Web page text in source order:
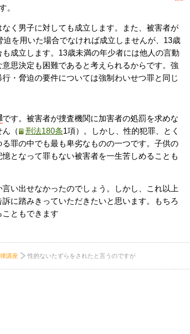
。
く男子に対しても成立します。また、被害者が
を用いた場合でなければ成立しませんが、13歳
成立します。13歳未満の年少者には他人の言動
思決定も困難であると考えられるからです。強
・脅迫の要件については強制わいせつ罪と同じ
です。被害者が捜査機関に加害者の処罰を求めな
ん（
刑法180条1項）。しかし、性的犯罪、とく
罪の中でも最も卑劣なものの一つです。子供の
となって罪もない被害者を一生苦しめることも
い出せなかったのでしょう。しかし、これ以上
に踏みきっていただきたいと思います。もちろ
こともできます
講座 性的ないたずらをされたと言うのですが